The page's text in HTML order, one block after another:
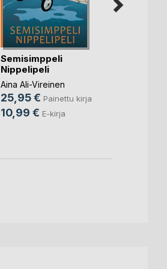
Semisimppeli
Nippelipeli
Aina Ali-Vireinen
25,95 € Painettu kirja
10,99 € E-kirja